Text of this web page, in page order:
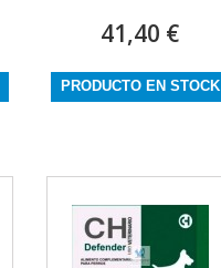
41,40 €
PRODUCTO EN STOCK